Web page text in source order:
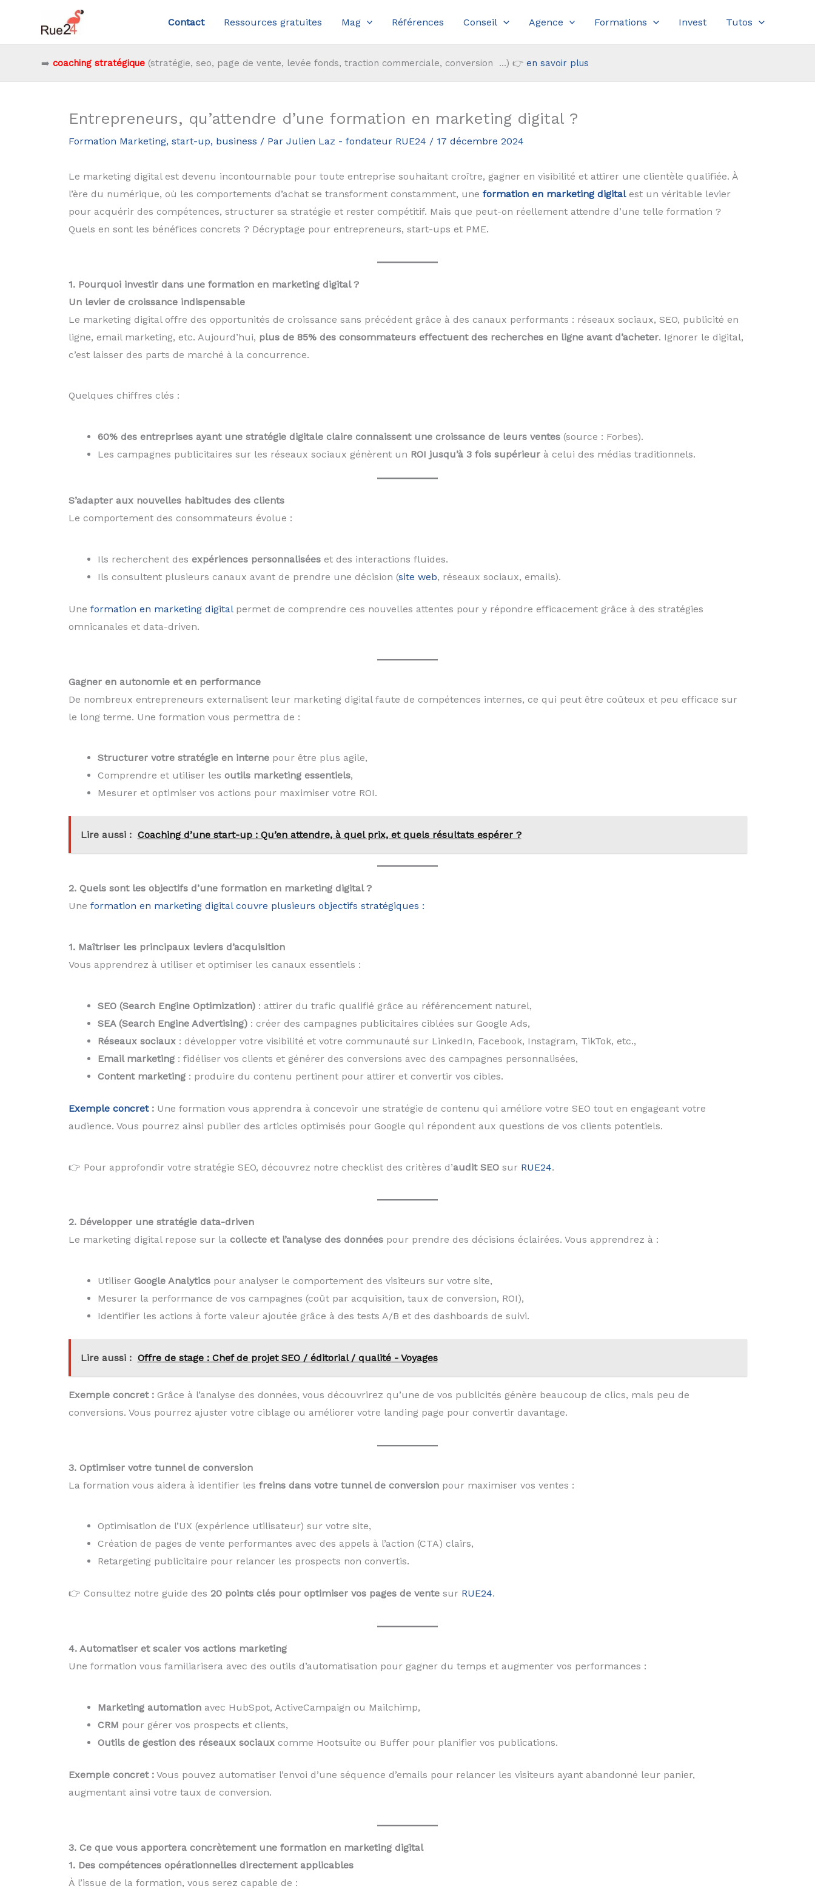
contenu
Contact Ressources gratuites Mag Références Conseil Agence Formations Invest Tutos
➡️ coaching stratégique(stratégie, seo, page de vente, levée fonds, traction commerciale, conversion ...) 👉 en savoir plus
Entrepreneurs, qu’attendre d’une formation en marketing digital ?
Formation Marketing, start-up, business / Par Julien Laz - fondateur RUE24 / 17 décembre 2024
Le marketing digital est devenu incontournable pour toute entreprise souhaitant croître, gagner en visibilité et attirer une clientèle qualifiée. À
l’ère du numérique, où les comportements d’achat se transforment constamment, une formation en marketing digital est un véritable levier
pour acquérir des compétences, structurer sa stratégie et rester compétitif. Mais que peut-on réellement attendre d’une telle formation ?
Quels en sont les bénéfices concrets ? Décryptage pour entrepreneurs, start-ups et PME.
1. Pourquoi investir dans une formation en marketing digital ?
Un levier de croissance indispensable
Le marketing digital offre des opportunités de croissance sans précédent grâce à des canaux performants : réseaux sociaux, SEO, publicité en
ligne, email marketing, etc. Aujourd’hui, plus de 85% des consommateurs effectuent des recherches en ligne avant d’acheter. Ignorer le digital,
c’est laisser des parts de marché à la concurrence.
Quelques chiffres clés :
60% des entreprises ayant une stratégie digitale claire connaissent une croissance de leurs ventes(source : Forbes).
Les campagnes publicitaires sur les réseaux sociaux génèrent un ROI jusqu’à 3 fois supérieurà celui des médias traditionnels.
S’adapter aux nouvelles habitudes des clients
Le comportement des consommateurs évolue :
Ils recherchent des expériences personnaliséeset des interactions fluides.
Ils consultent plusieurs canaux avant de prendre une décision (site web, réseaux sociaux, emails).
Une formation en marketing digitalpermet de comprendre ces nouvelles attentes pour y répondre efficacement grâce à des stratégies
omnicanales et data-driven.
Gagner en autonomie et en performance
De nombreux entrepreneurs externalisent leur marketing digital faute de compétences internes, ce qui peut être coûteux et peu efficace sur
le long terme. Une formation vous permettra de :
Structurer votre stratégie en internepour être plus agile,
Comprendre et utiliser les outils marketing essentiels,
Mesurer et optimiser vos actions pour maximiser votre ROI.
Lire aussi : Coaching d’une start-up : Qu’en attendre, à quel prix, et quels résultats espérer ?
2. Quels sont les objectifs d’une formation en marketing digital ?
Une formation en marketing digital couvre plusieurs objectifs stratégiques :
1. Maîtriser les principaux leviers d’acquisition
Vous apprendrez à utiliser et optimiser les canaux essentiels :
SEO (Search Engine Optimization): attirer du trafic qualifié grâce au référencement naturel,
SEA (Search Engine Advertising): créer des campagnes publicitaires ciblées sur Google Ads,
Réseaux sociaux: développer votre visibilité et votre communauté sur LinkedIn, Facebook, Instagram, TikTok, etc.,
Email marketing: fidéliser vos clients et générer des conversions avec des campagnes personnalisées,
Content marketing: produire du contenu pertinent pour attirer et convertir vos cibles.
Exemple concret:Une formation vous apprendra à concevoir une stratégie de contenu qui améliore votre SEO tout en engageant votre
audience. Vous pourrez ainsi publier des articles optimisés pour Google qui répondent aux questions de vos clients potentiels.
👉 Pour approfondir votre stratégie SEO, découvrez notre checklist des critères d’audit SEOsur RUE24.
2. Développer une stratégie data-driven
Le marketing digital repose sur la collecte et l’analyse des donnéespour prendre des décisions éclairées. Vous apprendrez à :
Utiliser Google Analyticspour analyser le comportement des visiteurs sur votre site,
Mesurer la performance de vos campagnes (coût par acquisition, taux de conversion, ROI),
Identifier les actions à forte valeur ajoutée grâce à des tests A/B et des dashboards de suivi.
Lire aussi : Offre de stage : Chef de projet SEO / éditorial / qualité - Voyages
Exemple concret :Grâce à l’analyse des données, vous découvrirez qu’une de vos publicités génère beaucoup de clics, mais peu de
conversions. Vous pourrez ajuster votre ciblage ou améliorer votre landing page pour convertir davantage.
3. Optimiser votre tunnel de conversion
La formation vous aidera à identifier les freins dans votre tunnel de conversionpour maximiser vos ventes :
Optimisation de l’UX (expérience utilisateur) sur votre site,
Création de pages de vente performantes avec des appels à l’action (CTA) clairs,
Retargeting publicitaire pour relancer les prospects non convertis.
👉 Consultez notre guide des 20 points clés pour optimiser vos pages de ventesur RUE24.
4. Automatiser et scaler vos actions marketing
Une formation vous familiarisera avec des outils d’automatisation pour gagner du temps et augmenter vos performances :
Marketing automationavec HubSpot, ActiveCampaign ou Mailchimp,
CRM pour gérer vos prospects et clients,
Outils de gestion des réseaux sociauxcomme Hootsuite ou Buffer pour planifier vos publications.
Exemple concret :Vous pouvez automatiser l’envoi d’une séquence d’emails pour relancer les visiteurs ayant abandonné leur panier,
augmentant ainsi votre taux de conversion.
3. Ce que vous apportera concrètement une formation en marketing digital
1. Des compétences opérationnelles directement applicables
À l’issue de la formation, vous serez capable de :